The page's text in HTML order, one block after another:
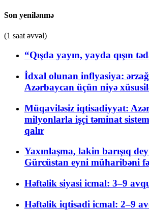
Son yenilənmə
(1 saat əvvəl)
“Qışda yayın, yayda qışın
İdxal olunan inflyasiya:
Azərbaycan üçün niyə
Müqaviləsiz iqtisadiyyat:
milyonlarla işçi təminat
qalır
Yaxınlaşma, lakin barışıq
Gürcüstan eyni müharibəni
Həftəlik siyasi icmal: 3–9
Həftəlik iqtisadi icmal: 2–9